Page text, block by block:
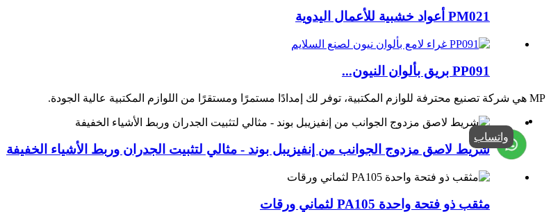
PM021 أعواد خشبية للأعمال اليدوية
PP091 بريق بألوان النيون...
MP هي شركة تصنيع محترفة للوازم المكتبية، توفر لك إمدادًا مستمرًا ومستقرًا من اللوازم المكتبية عالية الجودة.
شريط لاصق مزدوج الجوانب من إنفيزيبل بوند - مثالي لتثبيت الجدران وربط الأشياء الخفيفة
مثقب ذو فتحة واحدة PA105 لثماني ورقات
واتساب